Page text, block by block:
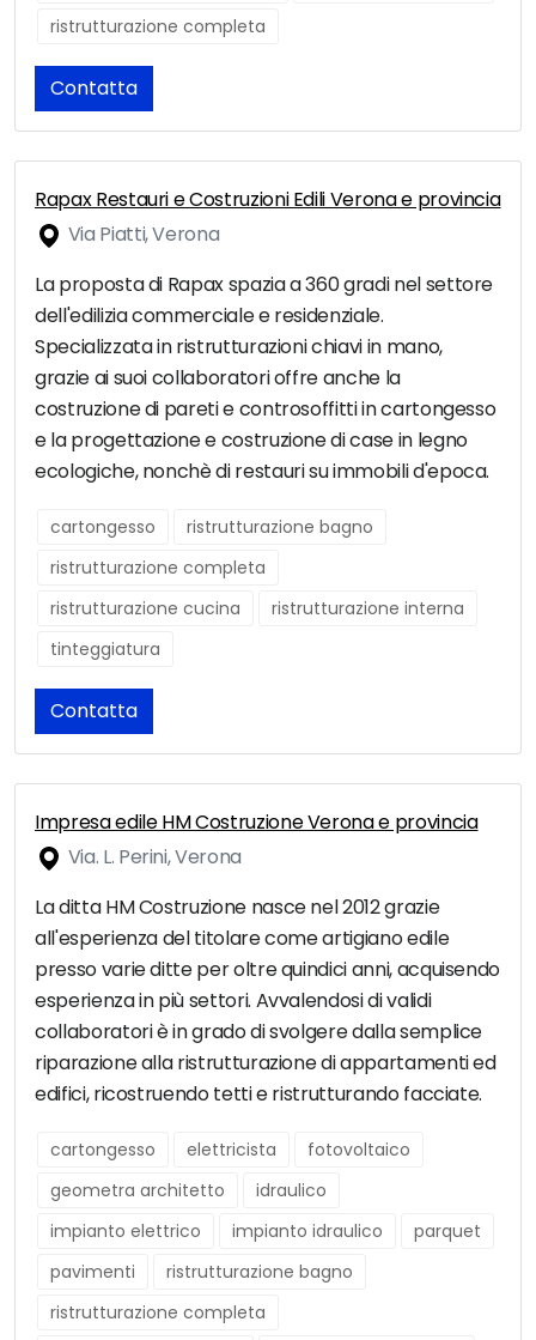
ristrutturazione completa
Contatta
Rapax Restauri e Costruzioni Edili Verona e provincia
Via Piatti, Verona
La proposta di Rapax spazia a 360 gradi nel settore
dell'edilizia commerciale e residenziale.
Specializzata in ristrutturazioni chiavi in mano,
grazie ai suoi collaboratori offre anche la
costruzione di pareti e controsoffitti in cartongesso
e la progettazione e costruzione di case in legno
ecologiche, nonchè di restauri su immobili d'epoca.
cartongesso
ristrutturazione bagno
ristrutturazione completa
ristrutturazione cucina
ristrutturazione interna
tinteggiatura
Contatta
Impresa edile HM Costruzione Verona e provincia
Via. L. Perini, Verona
La ditta HM Costruzione nasce nel 2012 grazie
all'esperienza del titolare come artigiano edile
presso varie ditte per oltre quindici anni, acquisendo
esperienza in più settori. Avvalendosi di validi
collaboratori è in grado di svolgere dalla semplice
riparazione alla ristrutturazione di appartamenti ed
edifici, ricostruendo tetti e ristrutturando facciate.
cartongesso elettricista
fotovoltaico
geometra architetto
idraulico
impianto elettrico
impianto idraulico
parquet
pavimenti
ristrutturazione bagno
ristrutturazione completa